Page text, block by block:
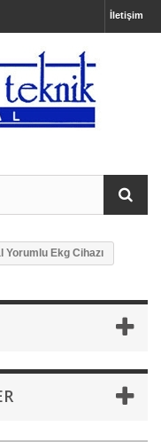
İletişim
Yorumlu Ekg Cihazı